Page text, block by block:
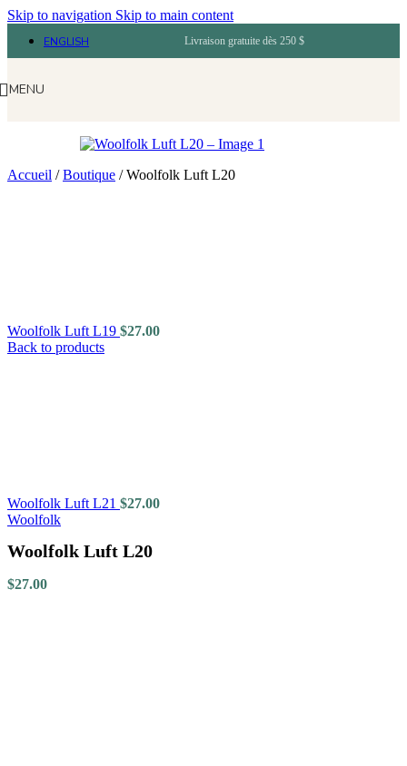
Skip to navigation Skip to main content
ENGLISH Livraison gratuite dès 250 $
MENU
Accueil /Boutique /Woolfolk Luft L20
Woolfolk Luft L19 $27.00
Back to products
Woolfolk Luft L21 $27.00
Woolfolk
Woolfolk Luft L20
$27.00